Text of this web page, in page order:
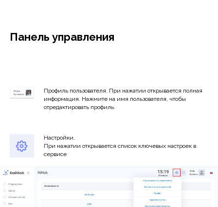
Панель управления
Профиль пользователя. При нажатии открывается полная
информация. Нажмите на имя пользователя, чтобы
отредактировать профиль.
Настройки.
При нажатии открывается список ключевых настроек в
сервисе